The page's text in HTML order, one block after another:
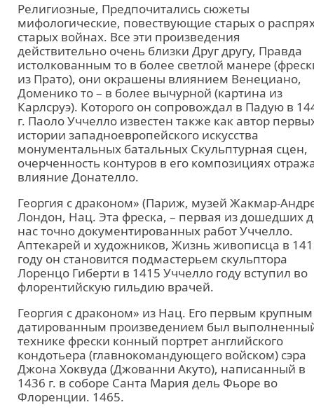
Религиозные, Предпочитались сюжеты
мифологические, повествующие старых о
старых войнах. Все эти произведения
действительно очень близки Друг другу, Правда
истолкованным то в более светлой манере
из Прато), они окрашены влиянием Венециано,
Доменико то – в более вычурной (картина из
Карлсруэ). Которого он сопровождал в Падую в
г. Паоло Уччелло известен также как автор
истории западноевропейского искусства
монументальных батальных Скульптурная сцен,
очерченность контуров в его композициях
влияние Донателло.
Георгия с драконом» (Париж, музей Жакмар-
Лондон, Нац. Эта фреска, – первая из дошедших
нас точно документированных работ Уччелло.
Аптекарей и художников, Жизнь живописца в
году он становится подмастерьем скульптора
Лоренцо Гиберти в 1415 Уччелло году вступил во
флорентийскую гильдию врачей.
Георгия с драконом» из Нац. Его первым крупным
датированным произведением был
технике фрески конный портрет английского
кондотьера (главнокомандующего войском) сэра
Джона Хоквуда (Джованни Акуто), написанный в
1436 г. в соборе Санта Мария дель Фьоре во
Флоренции. 1465.